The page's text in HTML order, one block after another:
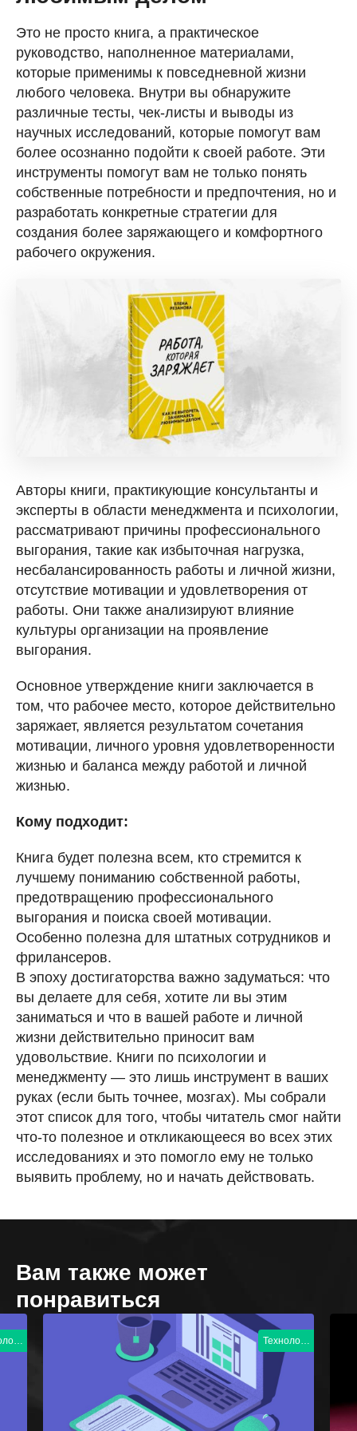
Это не просто книга, а практическое
руководство, наполненное материалами,
которые применимы к повседневной жизни
любого человека. Внутри вы обнаружите
различные тесты, чек-листы и выводы из
научных исследований, которые помогут вам
более осознанно подойти к своей работе. Эти
инструменты помогут вам не только понять
собственные потребности и предпочтения, но и
разработать конкретные стратегии для
создания более заряжающего и комфортного
рабочего окружения.
Авторы книги, практикующие консультанты и
эксперты в области менеджмента и психологии,
рассматривают причины профессионального
выгорания, такие как избыточная нагрузка,
несбалансированность работы и личной жизни,
отсутствие мотивации и удовлетворения от
работы. Они также анализируют влияние
культуры организации на проявление
выгорания.
Основное утверждение книги заключается в
том, что рабочее место, которое действительно
заряжает, является результатом сочетания
мотивации, личного уровня удовлетворенности
жизнью и баланса между работой и личной
жизнью.
Кому подходит:
Книга будет полезна всем, кто стремится к
лучшему пониманию собственной работы,
предотвращению профессионального
выгорания и поиска своей мотивации.
Особенно полезна для штатных сотрудников и
фрилансеров.
В эпоху достигаторства важно задуматься: что
вы делаете для себя, хотите ли вы этим
заниматься и что в вашей работе и личной
жизни действительно приносит вам
удовольствие. Книги по психологии и
менеджменту — это лишь инструмент в ваших
руках (если быть точнее, мозгах). Мы собрали
этот список для того, чтобы читатель смог найти
что-то полезное и откликающееся во всех этих
исследованиях и это помогло ему не только
выявить проблему, но и начать действовать.
Вам также может
понравиться